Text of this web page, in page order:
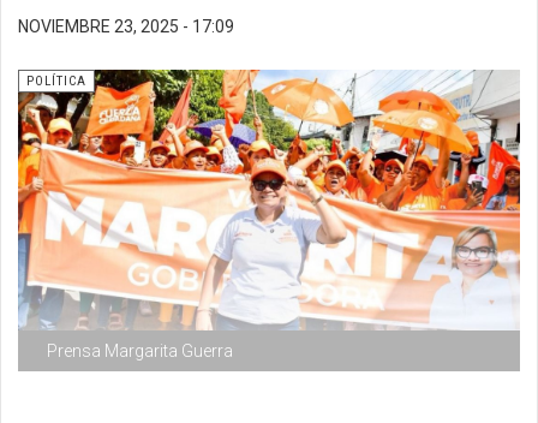
NOVIEMBRE 23, 2025 - 17:09
Prensa Margarita Guerra
POLÍTICA